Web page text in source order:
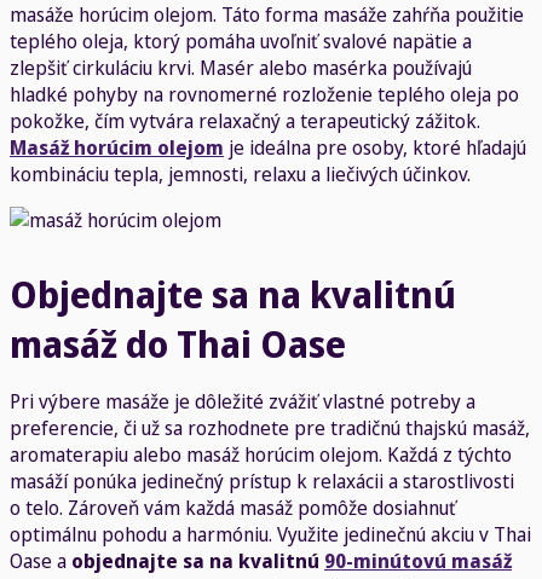
masáže horúcim olejom. Táto forma masáže zahŕňa použitie
teplého oleja, ktorý pomáha uvoľniť svalové napätie a
zlepšiť cirkuláciu krvi. Masér alebo masérka používajú
hladké pohyby na rovnomerné rozloženie teplého oleja po
pokožke, čím vytvára relaxačný a terapeutický zážitok.
Masáž horúcim olejom je ideálna pre osoby, ktoré hľadajú
kombináciu tepla, jemnosti, relaxu a liečivých účinkov.
Objednajte sa na kvalitnú
masáž do Thai Oase
Pri výbere masáže je dôležité zvážiť vlastné potreby a
preferencie, či už sa rozhodnete pre tradičnú thajskú masáž,
aromaterapiu alebo masáž horúcim olejom. Každá z týchto
masáží ponúka jedinečný prístup k relaxácii a starostlivosti
o telo. Zároveň vám každá masáž pomôže dosiahnuť
optimálnu pohodu a harmóniu. Využite jedinečnú akciu v Thai
Oase a objednajte sa na kvalitnú 90-minútovú masáž